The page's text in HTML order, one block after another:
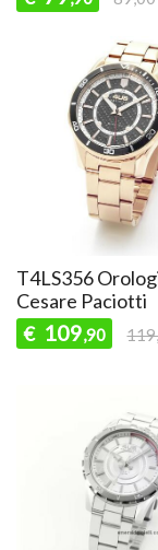
T4LS356
Cesare Paciotti
€ 109,90